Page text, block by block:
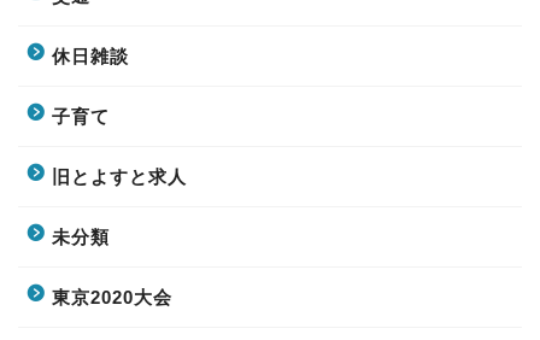
休日雑談
子育て
旧とよすと求人
未分類
東京2020大会